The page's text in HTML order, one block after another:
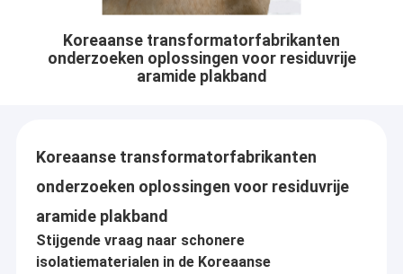
Koreaanse transformatorfabrikanten
onderzoeken oplossingen voor residuvrije
aramide plakband
Koreaanse transformatorfabrikanten
onderzoeken oplossingen voor residuvrije
aramide plakband
Stijgende vraag naar schonere
isolatiematerialen in de Koreaanse